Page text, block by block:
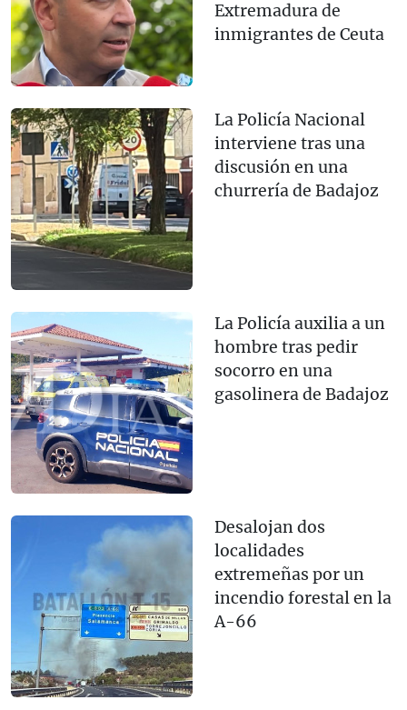
Extremadura de
inmigrantes de Ceuta
La Policía Nacional
interviene tras una
discusión en una
churrería de Badajoz
La Policía auxilia a un
hombre tras pedir
socorro en una
gasolinera de Badajoz
Desalojan dos
localidades
extremeñas por un
incendio forestal en la
A-66